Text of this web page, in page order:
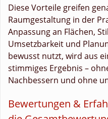
Diese Vorteile greifen
Raumgestaltung in der
Anpassung an Flächen,
Umsetzbarkeit und
bewusst nutzt, wird aus
stimmiges Ergebnis –
Nachbessern und ohne
Bewertungen &